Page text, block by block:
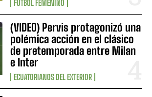
FÚTBOL FEMENINO
(VIDEO) Pervis protagonizó una
polémica acción en el clásico
de pretemporada entre Milan
e Inter
ECUATORIANOS DEL EXTERIOR